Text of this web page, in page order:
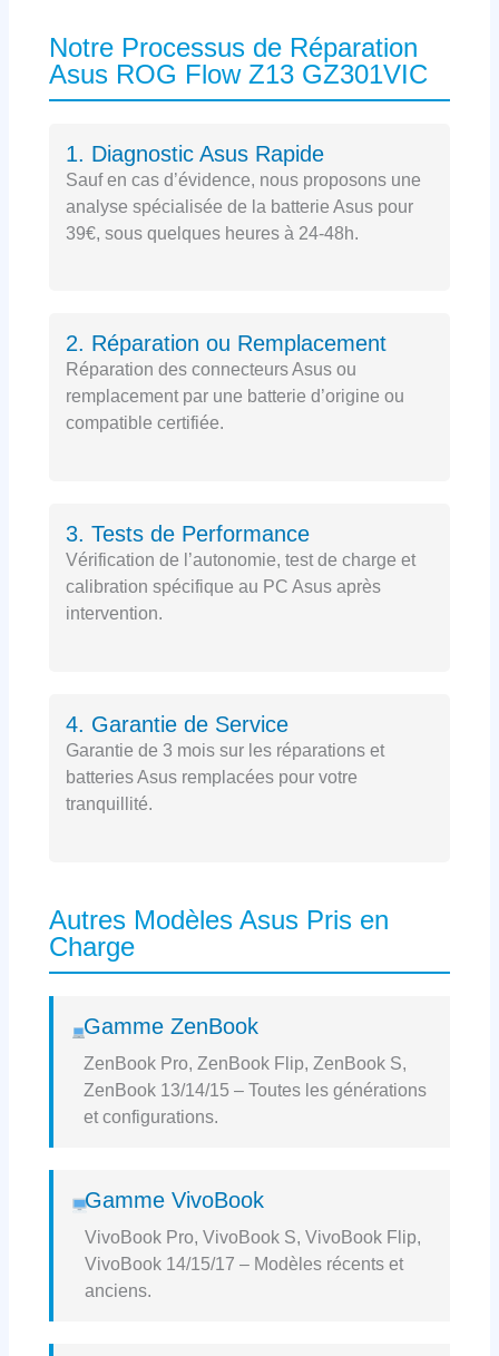
Notre Processus de Réparation
Asus ROG Flow Z13 GZ301VIC
1. Diagnostic Asus Rapide
Sauf en cas d’évidence, nous proposons une
analyse spécialisée de la batterie Asus pour
39€, sous quelques heures à 24-48h.
2. Réparation ou Remplacement
Réparation des connecteurs Asus ou
remplacement par une batterie d’origine ou
compatible certifiée.
3. Tests de Performance
Vérification de l’autonomie, test de charge et
calibration spécifique au PC Asus après
intervention.
4. Garantie de Service
Garantie de 3 mois sur les réparations et
batteries Asus remplacées pour votre
tranquillité.
Autres Modèles Asus Pris en
Charge
Gamme ZenBook
ZenBook Pro, ZenBook Flip, ZenBook S,
ZenBook 13/14/15 – Toutes les générations
et configurations.
Gamme VivoBook
VivoBook Pro, VivoBook S, VivoBook Flip,
VivoBook 14/15/17 – Modèles récents et
anciens.